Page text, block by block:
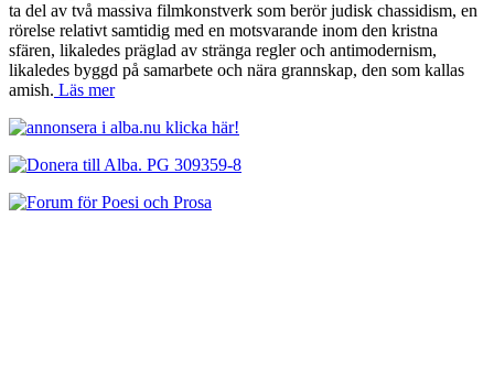
ta del av två massiva filmkonstverk som berör judisk chassidism, en
rörelse relativt samtidig med en motsvarande inom den kristna
sfären, likaledes präglad av stränga regler och antimodernism,
likaledes byggd på samarbete och nära grannskap, den som kallas
amish. Läs mer